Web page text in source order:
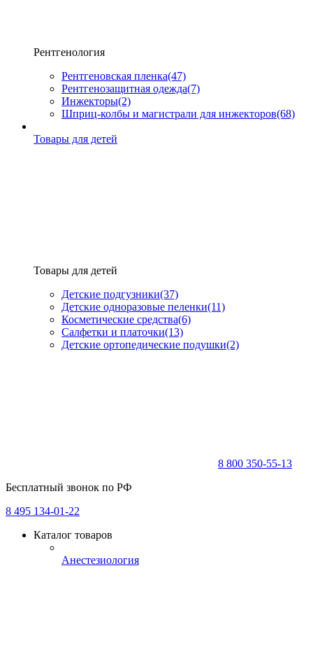
Рентгенология
Рентгеновская пленка(47)
Рентгенозащитная одежда(7)
Инжекторы(2)
Шприц-колбы и магистрали для инжекторов(68)
Товары для детей
Товары для детей
Детские подгузники(37)
Детские одноразовые пеленки(11)
Косметические средства(6)
Салфетки и платочки(13)
Детские ортопедические подушки(2)
8 800 350-55-13
Бесплатный звонок по РФ
8 495 134-01-22
Каталог товаров
Анестезиология